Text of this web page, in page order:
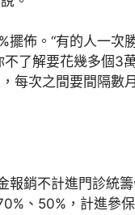
佈。“有的人一次
了解要花幾多個3
每次之間要間隔數
報銷不計進門診統
、50%，計進參